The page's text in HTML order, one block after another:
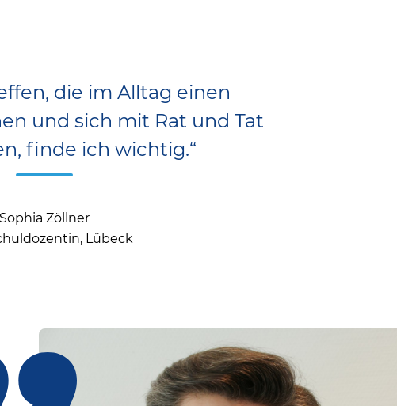
die im Alltag einen
und sich mit Rat und Tat
finde ich wichtig.“
Sophia Zöllner
Lübeck